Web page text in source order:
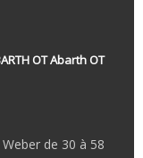
OT Abarth OT
de 30 à 58